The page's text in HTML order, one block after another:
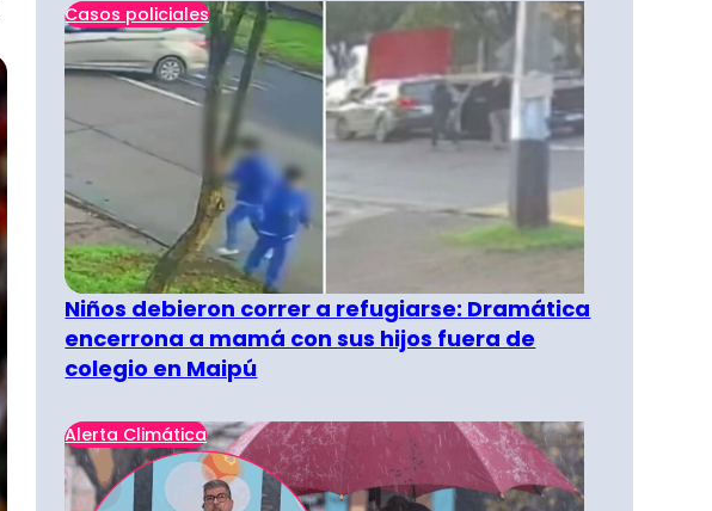
Casos policiales
Niños debieron correr a refugiarse: Dramática
encerrona a mamá con sus hijos fuera de
colegio en Maipú
Alerta Climática